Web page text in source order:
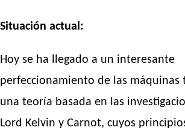
Situación actual:
Hoy se ha llegado a un interesante
perfeccionamiento de las máquinas
una teoría basada en las
Lord Kelvin y Carnot, cuyos